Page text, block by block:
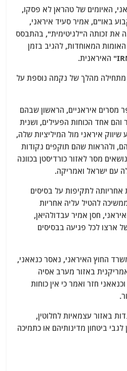
האיומים של טהראן לא פסקו,
באו"ם, אמיר סעיד איראני,
את זכותה ה"לגיטימית", בהתבסס
המאוחדות, להגיב בזמן
מתחילה מהלך של נקמה נוספת על
מסרים איראניים, הראשון שבהם
והם אחד הכוחות הפעילים, ושנית
איראני מול המיליציות שלה,
ולהראות שהם תוקפים נקודות
מסר לאזור כורדיסטן בכוונה
עם ישראל ואמריקה.
לתקיפות על בסיסים
להטיל עליה אחריות
חסן אמיר עבדולהיאן,
ארצו לכל פגיעה בבסיסים
2023, דובר משרד החוץ האיראני, נאסר כנאאני,
באזור מערב אסיה
חזר ואמר כי אין כוחות
באזור עצמאיות לחלוטין,
ביטחון מדינותיהם או כתמיכה